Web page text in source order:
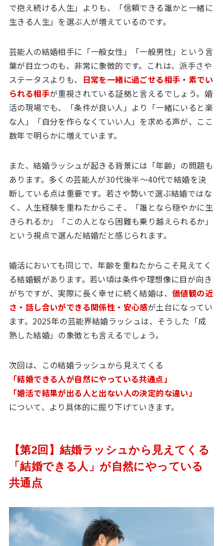
で抱え続ける人生」よりも、「信頼できる誰かと一緒に
生きる人生」を選ぶ人が増えているのです。
芸能人の結婚相手に「一般女性」「一般男性」という言
葉が目立つのも、非常に象徴的です。これは、派手さや
ステータスよりも、 日常を一緒に過ごせる相手・素でい
られる相手が重視されている証拠と言えるでしょう。婚
活の現場でも、「条件が良い人」より「一緒にいると楽
な人」「自分を作らなくていい人」を求める声が、ここ
数年で明らかに増えています。
また、結婚ラッシュが起きる背景には「年齢」の問題も
あります。多くの芸能人が30代後半〜40代で結婚を決
断している点は重要です。若さや勢いで選ぶ結婚ではな
く、人生経験を重ねたからこそ、「誰となら穏やかに生
きられるか」「この人となら困難も乗り越えられるか」
という視点で選んだ結婚だと感じられます。
婚活においても同じで、年齢を重ねたからこそ見えてく
る結婚観があります。若い頃は条件や理想像に目が向き
がちですが、実際に長く幸せに続く結婚は、 価値観の近
さ・話し合いができる関係性・安心感が土台になってい
ます。2025年の芸能界結婚ラッシュは、そうした「成
熟した結婚」の象徴とも言えるでしょう。
次回は、この結婚ラッシュから見えてくる
「結婚できる人が自然にやっている共通点」
「婚活で結果が出る人と出ない人の決定的な違い」
について、より具体的に掘り下げていきます。
【第2回】結婚ラッシュから見えてくる
「結婚できる人」が自然にやっている
共通点